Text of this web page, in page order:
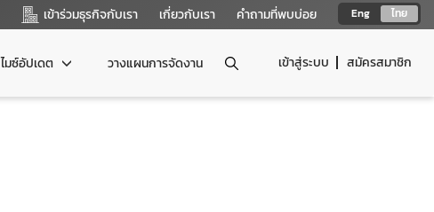
Eng ไทย
เข้าร่วมธุรกิจกับเรา เกี่ยวกับเรา คำถามที่พบบ่อย
เข้าสู่ระบบ สมัครสมาชิก
ไมซ์อัปเดต วางแผนการจัดงาน